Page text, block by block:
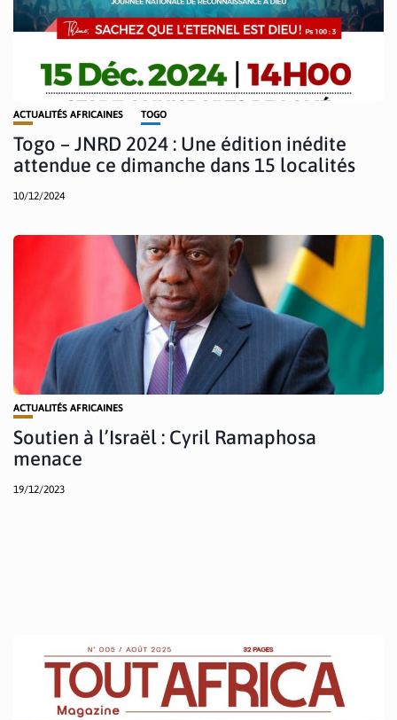
ACTUALITÉS AFRICAINES TOGO
Togo – JNRD 2024 : Une édition inédite
attendue ce dimanche dans 15 localités
10/12/2024
ACTUALITÉS AFRICAINES
Soutien à l’Israël : Cyril Ramaphosa
menace
19/12/2023